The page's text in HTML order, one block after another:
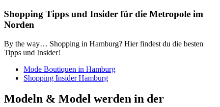
Shopping Tipps und Insider für die Metropole im
Norden
By the way… Shopping in Hamburg? Hier findest du die besten
Tipps und Insider!
Mode Boutiquen in Hamburg
Shopping Insider Hamburg
Modeln & Model werden in der